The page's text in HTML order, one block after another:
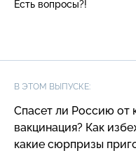
Есть вопросы?!
В ЭТОМ ВЫПУСКЕ:
Спасет ли Россию от
вакцинация? Как
какие сюрпризы